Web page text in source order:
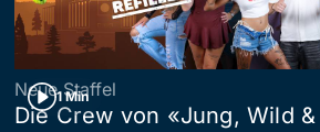
1 Min
Neue Staffel
Die Crew von «Jung, Wild